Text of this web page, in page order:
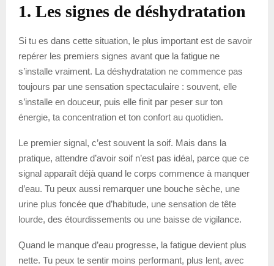
1. Les signes de déshydratation
Si tu es dans cette situation, le plus important est de savoir
repérer les premiers signes avant que la fatigue ne
s’installe vraiment. La déshydratation ne commence pas
toujours par une sensation spectaculaire : souvent, elle
s’installe en douceur, puis elle finit par peser sur ton
énergie, ta concentration et ton confort au quotidien.
Le premier signal, c’est souvent la soif. Mais dans la
pratique, attendre d’avoir soif n’est pas idéal, parce que ce
signal apparaît déjà quand le corps commence à manquer
d’eau. Tu peux aussi remarquer une bouche sèche, une
urine plus foncée que d’habitude, une sensation de tête
lourde, des étourdissements ou une baisse de vigilance.
Quand le manque d’eau progresse, la fatigue devient plus
nette. Tu peux te sentir moins performant, plus lent, avec